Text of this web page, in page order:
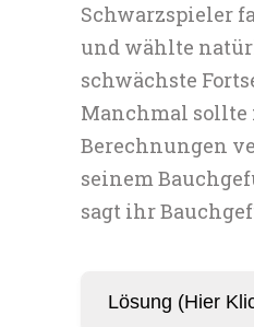
Schwarzspieler
und wählte
schwächste
Manchmal sollte
Berechnungen
seinem
sagt ihr
Lösung (Hier